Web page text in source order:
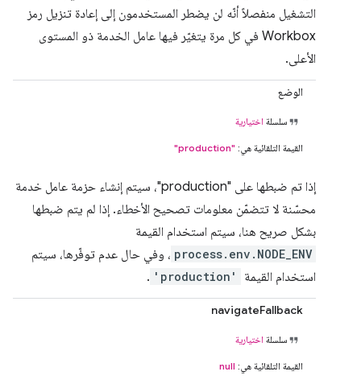
التشغيل منفصلاً أنّه لن يضطر المستخدمون إلى إعادة تنزيل رمز
Workbox في كل مرة يتغيّر فيها عامل الخدمة ذو المستوى
الأعلى.
الوضع
سلسلة اختيارية
القيمة التلقائية هي: "production"
إذا تم ضبطها على "production"، سيتم إنشاء حزمة عامل خدمة
محسّنة لا تتضمّن معلومات تصحيح الأخطاء. إذا لم يتم ضبطها
بشكل صريح هنا، سيتم استخدام القيمة
process.env.NODE_ENV ، وفي حال عدم توفّرها، سيتم
استخدام القيمة
'production'
.
navigateFallback
سلسلة اختيارية
القيمة التلقائية هي: null